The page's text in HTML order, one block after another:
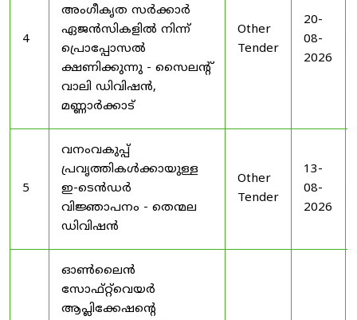
4
അംഗീകൃത സർക്കാർ
ഏജൻസികളിൽ നിന്ന്
പ്രൊപ്പോസൽ
ക്ഷണിക്കുന്നു - സൈലന്റ്
വാലി ഡിവിഷൻ,
മണ്ണാർക്കാട്
Other
Tender
20-
08-
2026
5
വനംവകുപ്പ്
പ്രവൃത്തികൾക്കായുള്ള
ഇ-ടെൻഡർ
വിജ്ഞാപനം - തെന്മല
ഡിവിഷൻ
Other
Tender
13-
08-
2026
ഓൺലൈൻ
സോഫ്റ്റ്‌വെയർ
ആപ്ലിക്കേഷന്റെ